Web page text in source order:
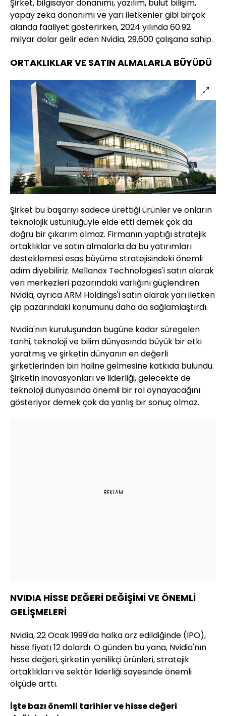
Şirket, bilgisayar donanımı, yazılım, bulut bilişim,
yapay zeka donanımı ve yarı iletkenler gibi birçok
alanda faaliyet gösterirken, 2024 yılında 60.92
milyar dolar gelir eden Nvidia, 29,600 çalışana sahip.
ORTAKLIKLAR VE SATIN ALMALARLA BÜYÜDÜ
Şirket bu başarıyı sadece ürettiği ürünler ve onların
teknolojik üstünlüğüyle elde etti demek çok da
doğru bir çıkarım olmaz. Firmanın yaptığı stratejik
ortaklıklar ve satın almalarla da bu yatırımları
desteklemesi esas büyüme stratejisindeki önemli
adım diyebiliriz. Mellanox Technologies'i satın alarak
veri merkezleri pazarındaki varlığını güçlendiren
Nvidia, ayrıca ARM Holdings'i satın alarak yarı iletken
çip pazarındaki konumunu daha da sağlamlaştırdı.
Nvidia'nın kuruluşundan bugüne kadar süregelen
tarihi, teknoloji ve bilim dünyasında büyük bir etki
yaratmış ve şirketin dünyanın en değerli
şirketlerinden biri haline gelmesine katkıda bulundu.
Şirketin inovasyonları ve liderliği, gelecekte de
teknoloji dünyasında önemli bir rol oynayacağını
gösteriyor demek çok da yanlış bir sonuç olmaz.
REKLAM
NVIDIA HİSSE DEĞERİ DEĞİŞİMİ VE ÖNEMLİ
GELİŞMELERİ
Nvidia, 22 Ocak 1999'da halka arz edildiğinde (IPO),
hisse fiyatı 12 dolardı. O günden bu yana, Nvidia'nın
hisse değeri, şirketin yenilikçi ürünleri, stratejik
ortaklıkları ve sektör liderliği sayesinde önemli
ölçüde arttı.
İşte bazı önemli tarihler ve hisse değeri